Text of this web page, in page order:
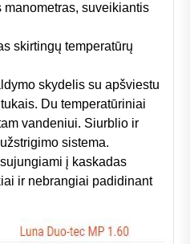
suveikiantis
skirtingų temperatūrų
skydelis su apšviestu
Du temperatūriniai
vandeniui. Siurblio ir
sistema.
į kaskadas
ir nebrangiai padidinant